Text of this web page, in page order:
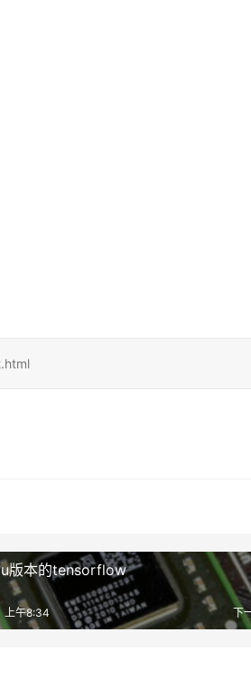
版本的tensorflow
下
上午8:34